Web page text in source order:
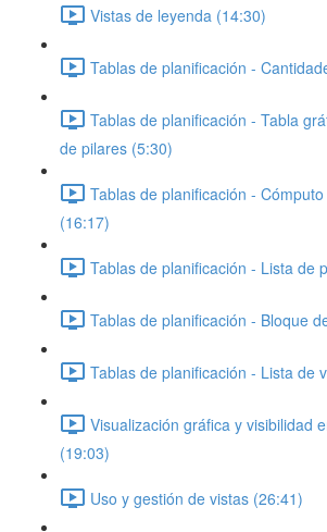
Vistas de leyenda (14:30)
Tablas de planificación -
Tablas de planificación - Tabla
de pilares (5:30)
Tablas de planificación -
(16:17)
Tablas de planificación - Lista de
Tablas de planificación - Bloque
Tablas de planificación - Lista de
Visualización gráfica y visibilidad
(19:03)
Uso y gestión de vistas (26:41)